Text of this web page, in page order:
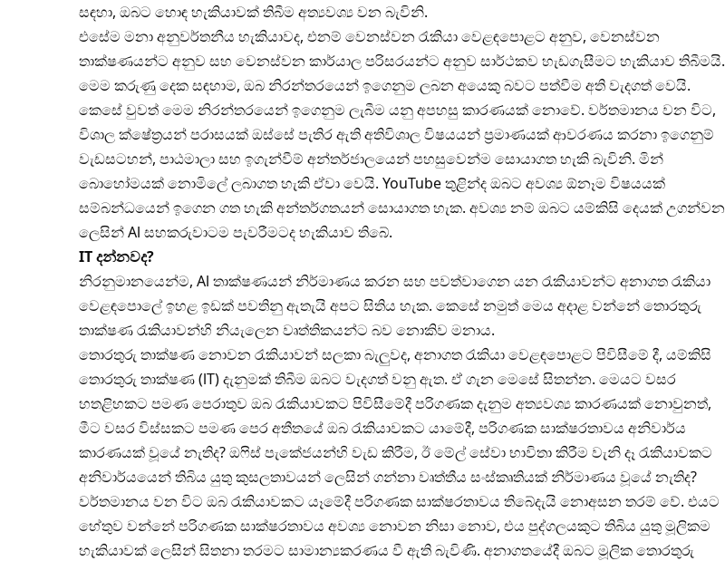
සඳහා, ඔබට හොඳ හැකියාවක් තිබීම අත්‍යවශ්‍ය වන බැවිනි.
එසේම මනා අනුවර්තනීය හැකියාවද, එනම් වෙනස්වන රැකියා වෙළඳපොළට අනුව, වෙනස්වන
තාක්ෂණයන්ට අනුව සහ වෙනස්වන කාර්යාල පරිසරයන්ට අනුව සාර්ථකව හැඩගැසීමට හැකියාව තිබීමයි.
මෙම කරුණු දෙක සඳහාම, ඔබ නිරන්තරයෙන් ඉගෙනුම ලබන අයෙකු බවට පත්වීම අති වැදගත් වෙයි.
කෙසේ වුවත් මෙම නිරන්තරයෙන් ඉගෙනුම ලැබීම යනු අපහසු කාරණයක් නොවේ. වර්තමානය වන විට,
විශාල ක්ෂේත්‍රයන් පරාසයක් ඔස්සේ පැතිර ඇති අතිවිශාල විෂයයන් ප්‍රමාණයක් ආවරණය කරනා ඉගෙනුම්
වැඩසටහන්, පාඨමාලා සහ ඉගැන්වීම් අන්තර්ජාලයෙන් පහසුවෙන්ම සොයාගත හැකි බැවිනි. මින්
බොහෝමයක් නොමිලේ ලබාගත හැකි ඒවා වෙයි. YouTube තුළින්ද ඔබට අවශ්‍ය ඕනෑම විෂයයක්
සම්බන්ධයෙන් ඉගෙන ගත හැකි අන්තර්ගතයන් සොයාගත හැක. අවශ්‍ය නම් ඔබට යම්කිසි දෙයක් උගන්වන
ලෙසින් Al සහකරුවාටම පැවරීමටද හැකියාව තිබේ.
IT දන්නවද?
නිරනුමානයෙන්ම, Al තාක්ෂණයන් නිර්මාණය කරන සහ පවත්වාගෙන යන රැකියාවන්ට අනාගත රැකියා
වෙළඳපොලේ ඉහළ ඉඩක් පවතිනු ඇතැයි අපට සිතිය හැක. කෙසේ නමුත් මෙය අදාළ වන්නේ තොරතුරු
තාක්ෂණ රැකියාවන්හි නියැලෙන වෘත්තිකයන්ට බව නොකිව මනාය.
තොරතුරු තාක්ෂණ නොවන රැකියාවන් සලකා බැලුවද, අනාගත රැකියා වෙළඳපොළට පිවිසීමේ දී, යම්කිසි
තොරතුරු තාක්ෂණ (lT) දැනුමක් තිබීම ඔබට වැදගත් වනු ඇත. ඒ ගැන මෙසේ සිතන්න. මෙයට වසර
හතළිහකට පමණ පෙරාතුව ඔබ රැකියාවකට පිවිසීමේදී පරිගණක දැනුම අත්‍යවශ්‍ය කාරණයක් නොවුනත්,
මීට වසර විස්සකට පමණ පෙර අතීතයේ ඔබ රැකියාවකට යාමේදී, පරිගණක සාක්ෂරතාවය අනිවාර්ය
කාරණයක් වූයේ නැතිද? ඔෆිස් පැකේජයන්හි වැඩ කිරීම, ඊ මේල් සේවා භාවිතා කිරීම වැනි දෑ රැකියාවකට
අනිවාර්යයෙන් තිබිය යුතු කුසලතාවයන් ලෙසින් ගන්නා වෘත්තීය සංස්කෘතියක් නිර්මාණය වූයේ නැතිද?
වර්තමානය වන විට ඔබ රැකියාවකට යෑමේදී පරිගණක සාක්ෂරතාවය තිබේදැයි නොඅසන තරම් වේ. එයට
හේතුව වන්නේ පරිගණක සාක්ෂරතාවය අවශ්‍ය නොවන නිසා නොව, එය පුද්ගලයකුට තිබිය යුතු මූලිකම
හැකියාවක් ලෙසින් සිතනා තරමට සාමාන්‍යකරණය වී ඇති බැවිණි. අනාගතයේදී ඔබට මූලික තොරතුරු